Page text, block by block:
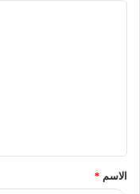
الاسم *